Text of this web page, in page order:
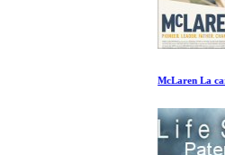
McLaren La carrera de un Campeon